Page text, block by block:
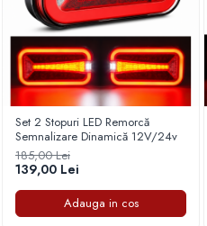
Set 2 Stopuri LED Remorcă
Semnalizare Dinamică 12V/24v
185,00 Lei
139,00 Lei
Adauga in cos